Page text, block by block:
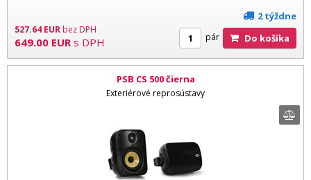
527.64 EURbez DPH
649.00 EUR s DPH
2 týždne
pár Do košíka
PSB CS 500 čierna
Exteriérové reprosústavy